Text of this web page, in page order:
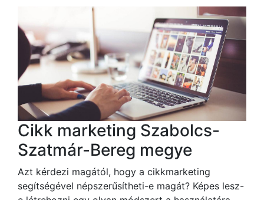
Cikk marketing Szabolcs-
Szatmár-Bereg megye
Azt kérdezi magától, hogy a cikkmarketing
segítségével népszerűsítheti-e magát? Képes lesz-